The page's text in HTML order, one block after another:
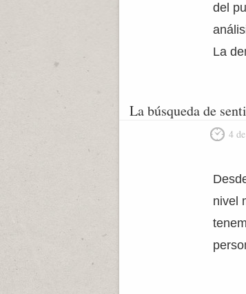
del
La
La búsqueda de
4
nivel